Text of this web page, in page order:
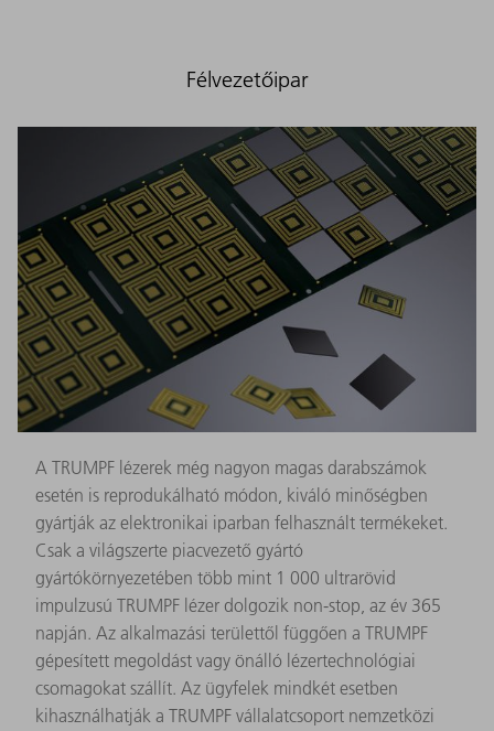
Félvezetőipar
A TRUMPF lézerek még nagyon magas darabszámok
esetén is reprodukálható módon, kiváló minőségben
gyártják az elektronikai iparban felhasznált termékeket.
Csak a világszerte piacvezető gyártó
gyártókörnyezetében több mint 1 000 ultrarövid
impulzusú TRUMPF lézer dolgozik non-stop, az év 365
napján. Az alkalmazási területtől függően a TRUMPF
gépesített megoldást vagy önálló lézertechnológiai
csomagokat szállít. Az ügyfelek mindkét esetben
kihasználhatják a TRUMPF vállalatcsoport nemzetközi